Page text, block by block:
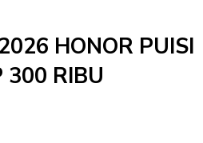
HONOR PUISI
300 RIBU